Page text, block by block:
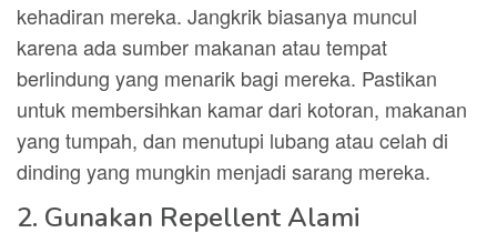
kehadiran mereka. Jangkrik biasanya muncul
karena ada sumber makanan atau tempat
berlindung yang menarik bagi mereka. Pastikan
untuk membersihkan kamar dari kotoran, makanan
yang tumpah, dan menutupi lubang atau celah di
dinding yang mungkin menjadi sarang mereka.
2. Gunakan Repellent Alami